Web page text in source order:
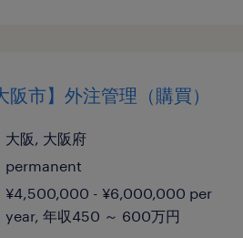
阪市】外注管理（購買）
大阪, 大阪府
permanent
¥4,500,000 - ¥6,000,000 per
year, 年収450 ～ 600万円